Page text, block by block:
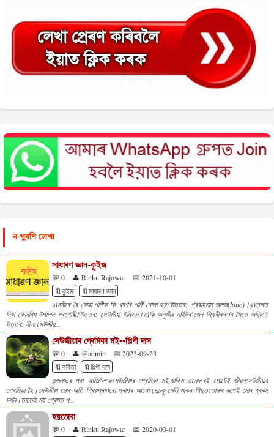
ন-পুৰণি লেখা
সাধাৰণ জ্ঞান-কুইজ
💬 0 👤 Rinku Rajowar
📅 2021-10-01
🔖কুইজ
🔖সাধাৰণ জ্ঞান
১)নদীৰে বৈ যোৱা পানীক কি ধৰণৰ পানী বোলা হয়?উত্তৰ: প্ৰবাহমান জলজ(lotic)।২)তলত
দিয়া কোনবিধ উপাদান স্বপোষী?উত্তৰ: সেউজীয়া উদ্ভিদ।৩)কি অনুজীৱ নাইট্ৰ’জেন স্থিৰীকৰণৰ সৈতে জড়িত?
উত্তৰ: নীলা সেউজীয়...
সেউজীয়াৰ প্ৰেমিকা মই••শিল্পী দাস
💬 0 👤 @admin
📅 2023-09-23
🔖কবিতা
🔖শিল্পী দাস
জন্মলাভৰ পৰা আজিলৈকেসেউজীয়াৰ প্ৰেমিকা মই,থাকিম এনেদৰেই গোটেই জীৱনসেউজীয়াৰ
প্ৰেমিকা হৈ।সেউজীয়া মোৰ অতি প্ৰিয়প্ৰাণৰো প্ৰাণৰ আপোন,দুচকু মেলি মাকৰ পিছততোমাৰ ৰূপেই মোৰ প্ৰথম
দৰ্শন।তাতেই মই প্ৰেমত প...
হয়তোবা
💬 0 👤 Rinku Rajowar
📅 2020-03-01